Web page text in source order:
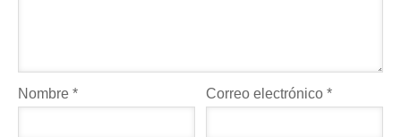
Nombre * Correo electrónico*